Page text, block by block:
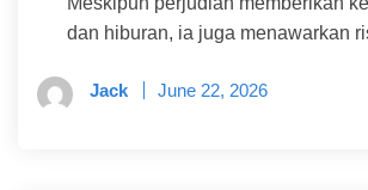
dan hiburan, ia juga menawarkan
Jack June 22, 2026